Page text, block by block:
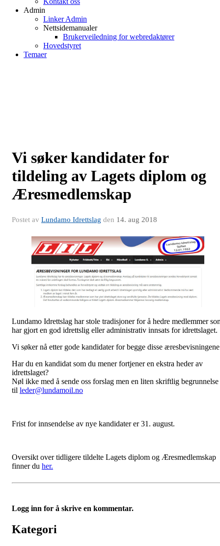
Admin
Linker Admin
Nettsidemanualer
Brukerveiledning for webredaktører
Hovedstyret
Temaer
Vi søker kandidater for
tildeling av Lagets diplom og
Æresmedlemskap
Postet av Lundamo Idrettslag den 14. aug 2018
Lundamo Idrettslag har stole tradisjoner for å hedre medlemmer
har gjort en god idrettslig eller administrativ innsats for idrettslaget.
Vi søker nå etter gode kandidater for begge disse
Har du en kandidat som du mener fortjener en ekstra heder av
idrettslaget?
Nøl ikke med å sende oss forslag men en liten skriftlig begrunnelse
til leder@lundamoil.no
Frist for innsendelse av nye kandidater er 31. august.
Oversikt over tidligere tildelte Lagets diplom og Æresmedlemskap
finner du her.
Logg inn for å skrive en kommentar.
Kategori